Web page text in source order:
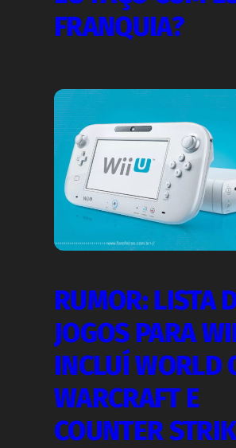
FRANQUIA?
RUMOR: LISTA
JOGOS PARA
INCLUÍ WORLD
WARCRAFT E
COUNTER